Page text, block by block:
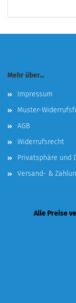
Mehr über...
Impressum
Muster-
AGB
Widerrufsrecht
Privatsphäre und
Versand- &
Alle Preise